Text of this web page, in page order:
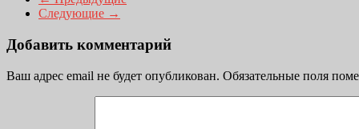
Следующие →
Добавить комментарий
Ваш адрес email не будет опубликован. Обязательные поля